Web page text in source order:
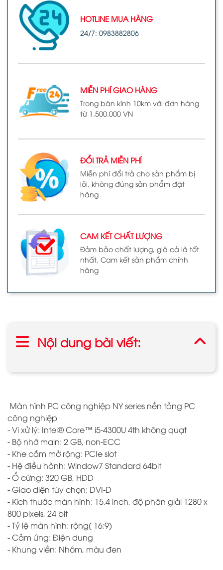
HOTLINE MUA HÀNG
24/7: 0983882806
MIỄN PHÍ GIAO HÀNG
Trong bán kính 10km với đơn hàng
từ 1.500.000 VN
ĐỔI TRẢ MIỄN PHÍ
Miễn phí đổi trả cho sản phẩm bị
lỗi, không đúng sản phẩm đặt
hàng
CAM KẾT CHẤT LƯỢNG
Đảm bảo chất lượng, giá cả là tốt
nhất. Cam kết sản phẩm chính
hãng
Nội dung bài viết:
Màn hình PC công nghiệp NY series nền tảng PC
công nghiệp
- Vi xử lý: Intel® Core™ i5-4300U 4th không quạt
- Bộ nhớ main: 2 GB, non-ECC
- Khe cắm mở rộng: PCIe slot
- Hệ điều hành: Window7 Standard 64bit
- Ổ cứng: 320 GB, HDD
- Giao diện tùy chọn: DVI-D
- Kích thước màn hình: 15.4 inch, độ phân giải 1280 x
800 pixels, 24 bit
- Tỷ lệ màn hình: rộng( 16:9)
- Cảm ứng: Điện dung
- Khung viền: Nhôm, màu đen